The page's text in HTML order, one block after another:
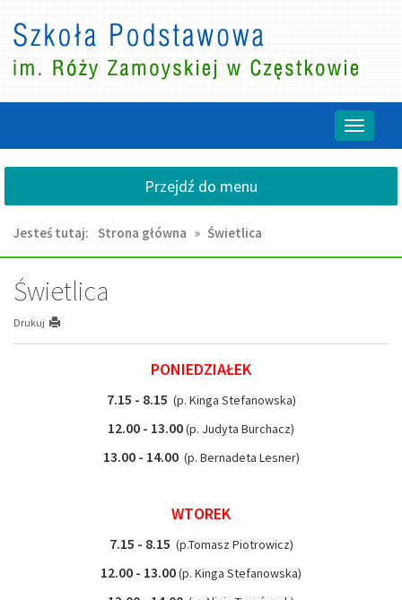
głównej
treści
wyszukiwarki
Przełącz
Przejdź do menu
Jesteś tutaj: Strona główna » Świetlica
Świetlica
Drukuj
PONIEDZIAŁEK
7.15 - 8.15 (p. Kinga Stefanowska)
12.00 - 13.00(p. Judyta Burchacz)
13.00 - 14.00(p. Bernadeta Lesner)
WTOREK
7.15 - 8.15 (p.Tomasz Piotrowicz)
12.00 - 13.00(p. Kinga Stefanowska)